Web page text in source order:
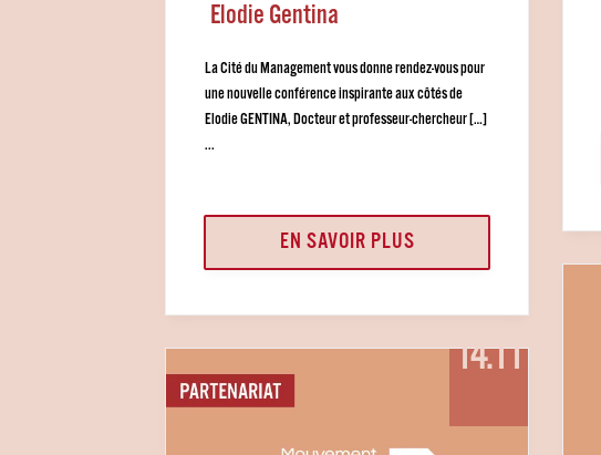
Elodie Gentina
La Cité du Management vous donne rendez-vous pour
une nouvelle conférence inspirante aux côtés de
Elodie GENTINA, Docteur et professeur-chercheur […]
...
EN SAVOIR PLUS
14.11